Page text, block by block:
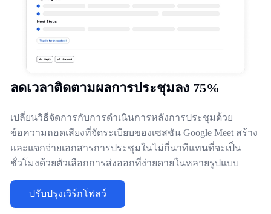
ลดเวลาติดตามผลการประชุมลง 75%
เปลี่ยนวิธีจัดการกับการดําเนินการหลังการประชุมด้วย
ข้อความถอดเสียงที่จัดระเบียบของเซสชัน Google Meet สร้าง
และแจกจ่ายเอกสารการประชุมในไม่กี่นาทีแทนที่จะเป็น
ชั่วโมงด้วยตัวเลือกการส่งออกที่ง่ายดายในหลายรูปแบบ
ปรับปรุงเวิร์กโฟลว์